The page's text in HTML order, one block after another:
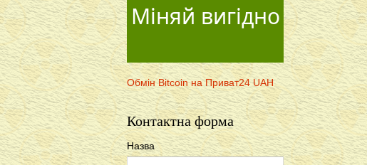
Міняй вигідно
Обмін Bitcoin на Приват24 UAH
Контактна форма
Назва